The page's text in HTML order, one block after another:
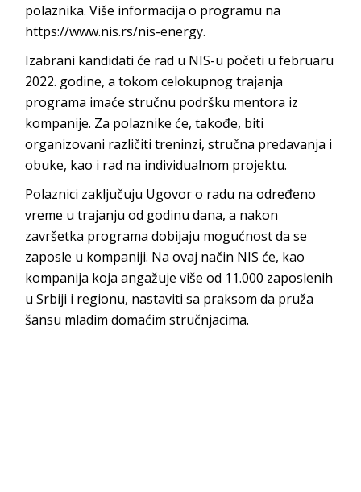
polaznika. Više informacija o programu na
https://www.nis.rs/nis-energy.
Izabrani kandidati će rad u NIS-u početi u februaru
2022. godine, a tokom celokupnog trajanja
programa imaće stručnu podršku mentora iz
kompanije. Za polaznike će, takođe, biti
organizovani različiti treninzi, stručna predavanja i
obuke, kao i rad na individualnom projektu.
Polaznici zaključuju Ugovor o radu na određeno
vreme u trajanju od godinu dana, a nakon
završetka programa dobijaju mogućnost da se
zaposle u kompaniji. Na ovaj način NIS će, kao
kompanija koja angažuje više od 11.000 zaposlenih
u Srbiji i regionu, nastaviti sa praksom da pruža
šansu mladim domaćim stručnjacima.